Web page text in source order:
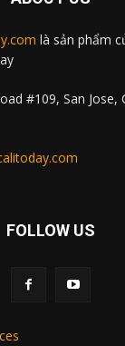
là sản phẩm
#109, San Jose,
FOLLOW US